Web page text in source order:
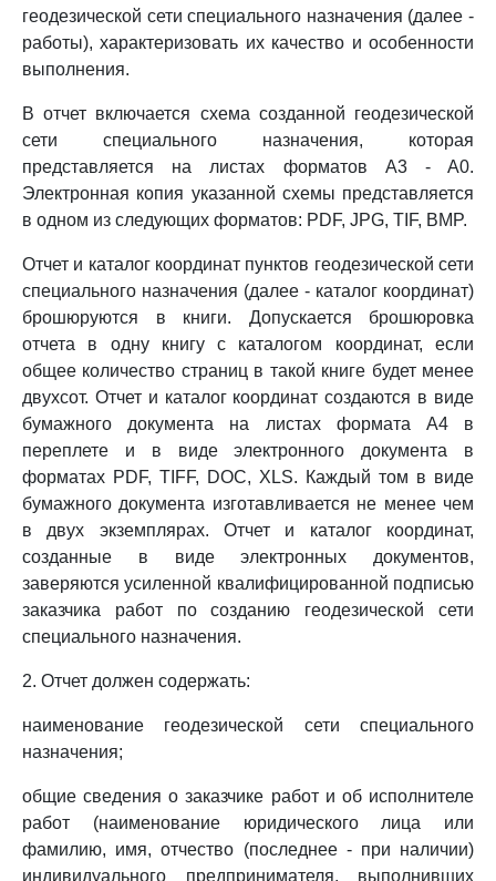
геодезической сети специального назначения (далее -
работы), характеризовать их качество и особенности
выполнения.
В отчет включается схема созданной геодезической
сети специального назначения, которая
представляется на листах форматов A3 - A0.
Электронная копия указанной схемы представляется
в одном из следующих форматов: PDF, JPG, TIF, BMP.
Отчет и каталог координат пунктов геодезической сети
специального назначения (далее - каталог координат)
брошюруются в книги. Допускается брошюровка
отчета в одну книгу с каталогом координат, если
общее количество страниц в такой книге будет менее
двухсот. Отчет и каталог координат создаются в виде
бумажного документа на листах формата A4 в
переплете и в виде электронного документа в
форматах PDF, TIFF, DOC, XLS. Каждый том в виде
бумажного документа изготавливается не менее чем
в двух экземплярах. Отчет и каталог координат,
созданные в виде электронных документов,
заверяются усиленной квалифицированной подписью
заказчика работ по созданию геодезической сети
специального назначения.
2. Отчет должен содержать:
наименование геодезической сети специального
назначения;
общие сведения о заказчике работ и об исполнителе
работ (наименование юридического лица или
фамилию, имя, отчество (последнее - при наличии)
индивидуального предпринимателя, выполнивших